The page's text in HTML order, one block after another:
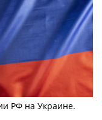
РФ на Украине.